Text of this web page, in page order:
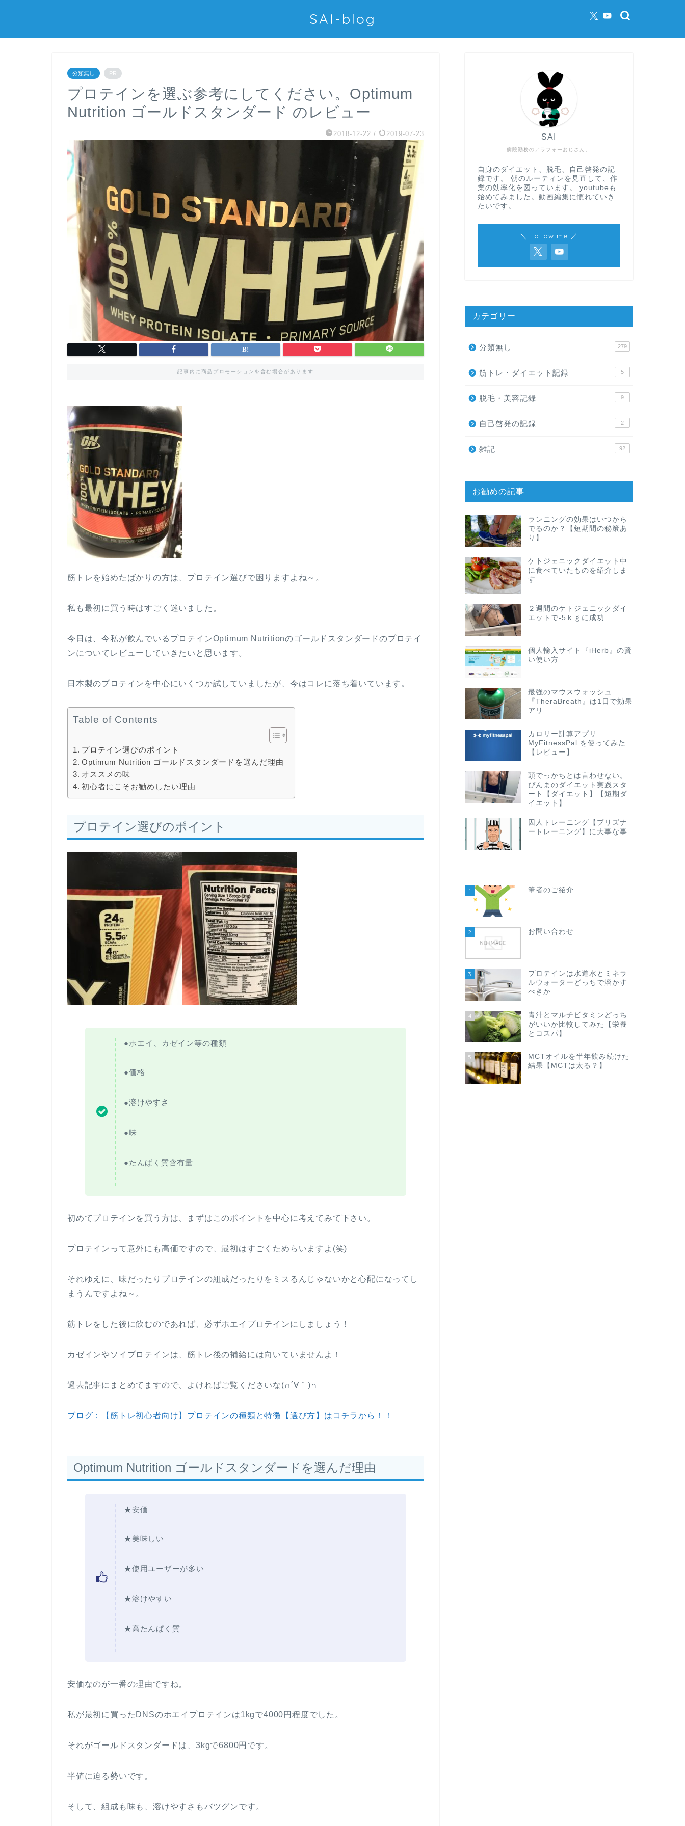
SAI-blog
分類無し PR
プロテインを選ぶ参考にしてください。Optimum
Nutrition ゴールドスタンダード のレビュー
2018-12-22 / 2019-07-23
記事内に商品プロモーションを含む場合があります
筋トレを始めたばかりの方は、プロテイン選びで困りますよね～。
私も最初に買う時はすごく迷いました。
今日は、今私が飲んでいるプロテインOptimum Nutritionのゴールドスタンダードのプロテイ
ンについてレビューしていきたいと思います。
日本製のプロテインを中心にいくつか試していましたが、今はコレに落ち着いています。
Table of Contents
プロテイン選びのポイント
Optimum Nutrition ゴールドスタンダードを選んだ理由
オススメの味
初心者にこそお勧めしたい理由
プロテイン選びのポイント
●ホエイ、カゼイン等の種類
●価格
●溶けやすさ
●味
●たんぱく質含有量
初めてプロテインを買う方は、まずはこのポイントを中心に考えてみて下さい。
プロテインって意外にも高価ですので、最初はすごくためらいますよ(笑)
それゆえに、味だったりプロテインの組成だったりをミスるんじゃないかと心配になってし
まうんですよね～。
筋トレをした後に飲むのであれば、必ずホエイプロテインにしましょう！
カゼインやソイプロテインは、筋トレ後の補給には向いていませんよ！
過去記事にまとめてますので、よければご覧くださいな(∩´∀｀)∩
ブログ：【筋トレ初心者向け】プロテインの種類と特徴【選び方】はコチラから！！
Optimum Nutrition ゴールドスタンダードを選んだ理由
★安価
★美味しい
★使用ユーザーが多い
★溶けやすい
★高たんぱく質
安価なのが一番の理由ですね。
私が最初に買ったDNSのホエイプロテインは1kgで4000円程度でした。
それがゴールドスタンダードは、3kgで6800円です。
半値に迫る勢いです。
そして、組成も味も、溶けやすさもバツグンです。
病院勤務のアラフォーおじさん。
SAI
自身のダイエット、脱毛、自己啓発の記
録です。 朝のルーティンを見直して、作
業の効率化を図っています。 youtubeも
始めてみました。動画編集に慣れていき
たいです。
＼ Follow me ／
カテゴリー
分類無し 279
筋トレ・ダイエット記録 5
脱毛・美容記録 9
自己啓発の記録 2
雑記 92
お勧めの記事
ランニングの効果はいつから
でるのか？【短期間の秘策あ
り】
ケトジェニックダイエット中
に食べていたものを紹介しま
す
２週間のケトジェニックダイ
エットで-5ｋｇに成功
個人輸入サイト『iHerb』の賢
い使い方
最強のマウスウォッシュ
『TheraBreath』は1日で効果
アリ
カロリー計算アプリ
MyFitnessPal を使ってみた
【レビュー】
頭でっかちとは言わせない。
ぴんまのダイエット実践スタ
ート【ダイエット】【短期ダ
イエット】
囚人トレーニング【プリズナ
ートレーニング】に大事な事
1 筆者のご紹介
2 お問い合わせ
3
プロテインは水道水とミネラ
ルウォーターどっちで溶かす
べきか
4
青汁とマルチビタミンどっち
がいいか比較してみた【栄養
とコスパ】
5
MCTオイルを半年飲み続けた
結果【MCTは太る？】